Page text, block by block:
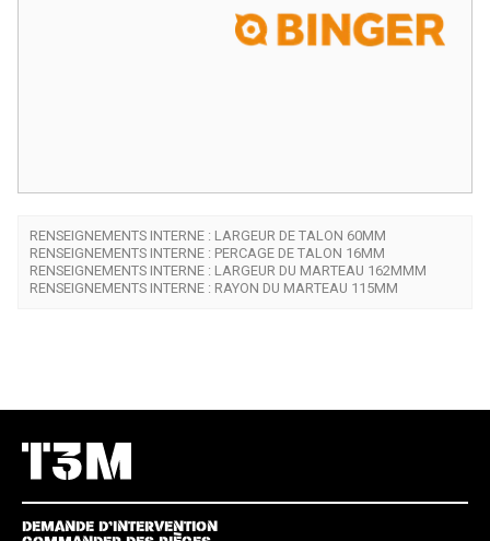
RENSEIGNEMENTS INTERNE : LARGEUR DE TALON 60MM
RENSEIGNEMENTS INTERNE : PERCAGE DE TALON 16MM
RENSEIGNEMENTS INTERNE : LARGEUR DU MARTEAU 162MMM
RENSEIGNEMENTS INTERNE : RAYON DU MARTEAU 115MM
DEMANDE D’INTERVENTION